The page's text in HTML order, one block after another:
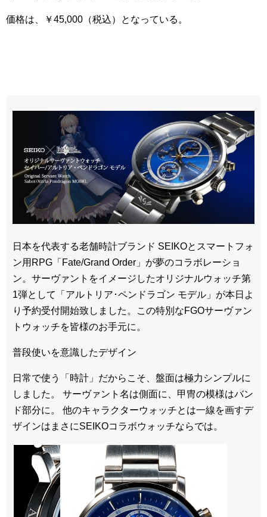
価格は、￥45,000（税込）となっている。
日本を代表する老舗時計ブランド SEIKOとスマートフォ
ン用RPG「Fate/Grand Order」が夢のコラボレーショ
ン。サーヴァントをイメージしたオリジナルウォッチ第
1弾として「アルトリア･ペンドラゴン モデル」が本日よ
り予約受付開始致しました。この特別なFGOサーヴァン
トウォッチを皆様のお手元に。
普段使いを意識したデザイン
日常で使う「時計」だからこそ、盤面は極力シンプルに
しました。 サーヴァント名は側面に、甲冑の模様はバン
ド部分に。 他のキャラクターウォッチとは一線を画すデ
ザインはまさにSEIKOコラボウォッチならでは。